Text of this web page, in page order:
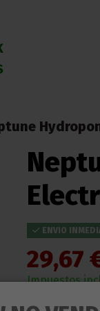
ENVIO
29,67
Impuestos